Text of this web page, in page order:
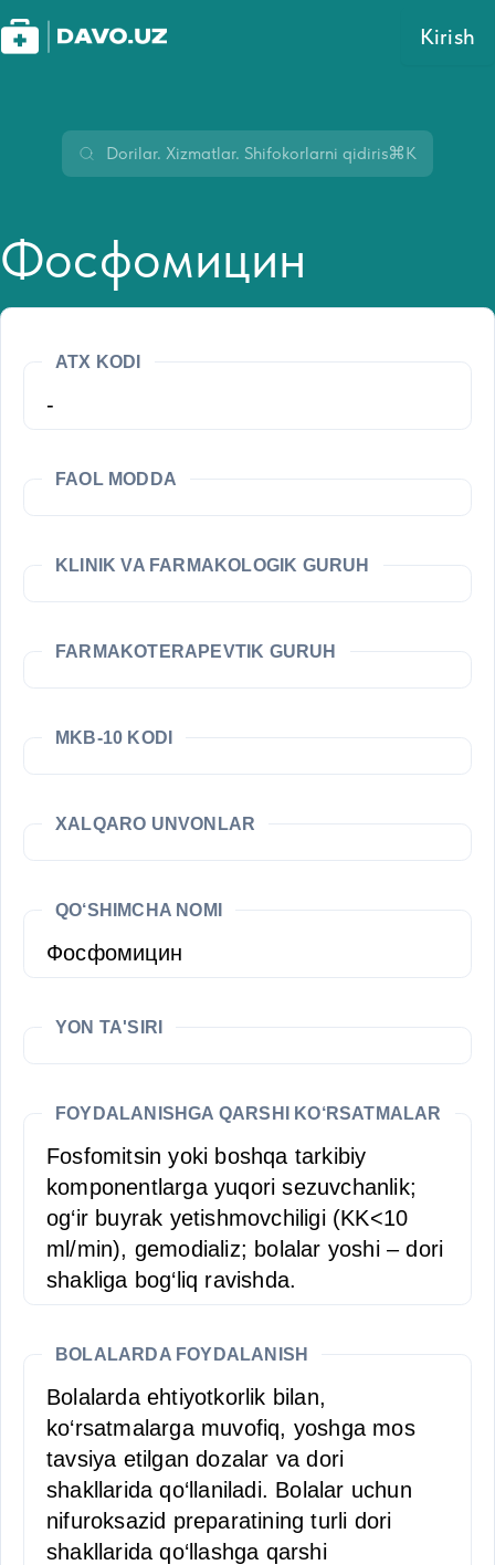
Kirish
⌘K
Фосфомицин
ATX KODI
-
FAOL MODDA
KLINIK VA FARMAKOLOGIK GURUH
FARMAKOTERAPEVTIK GURUH
MKB-10 KODI
XALQARO UNVONLAR
QO‘SHIMCHA NOMI
Фосфомицин
YON TA'SIRI
FOYDALANISHGA QARSHI KO‘RSATMALAR
Fosfomitsin yoki boshqa tarkibiy
komponentlarga yuqori sezuvchanlik;
og‘ir buyrak yetishmovchiligi (KK<10
ml/min), gemodializ; bolalar yoshi – dori
shakliga bog‘liq ravishda.
BOLALARDA FOYDALANISH
Bolalarda ehtiyotkorlik bilan,
ko‘rsatmalarga muvofiq, yoshga mos
tavsiya etilgan dozalar va dori
shakllarida qo‘llaniladi. Bolalar uchun
nifuroksazid preparatining turli dori
shakllarida qo‘llashga qarshi